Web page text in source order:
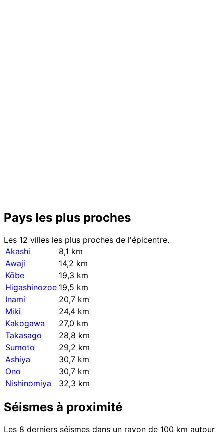
Pays les plus proches
Les 12 villes les plus proches de l'épicentre.
Akashi
8,1 km
Awaji
14,2 km
Kōbe
19,3 km
Higashinozoe 19,5 km
Inami
20,7 km
Miki
24,4 km
Kakogawa
27,0 km
Takasago
28,8 km
Sumoto
29,2 km
Ashiya
30,7 km
Ono
30,7 km
Nishinomiya
32,3 km
Séismes à proximité
Les 8 derniers séismes dans un rayon de 100 km autour